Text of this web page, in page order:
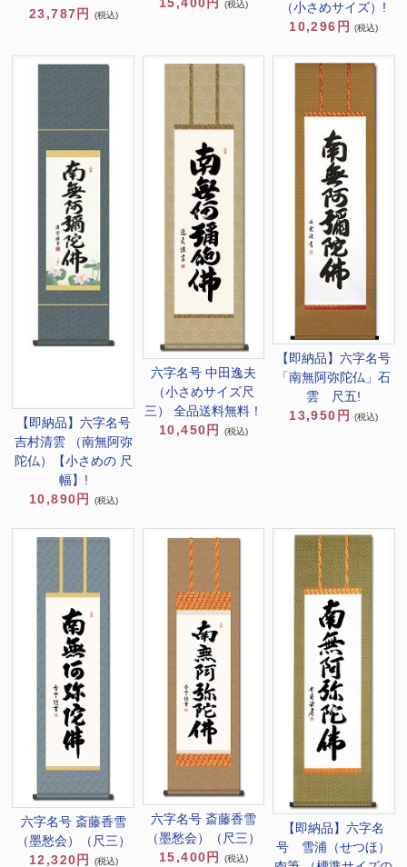
23,787円
(税込)
(税込)
（小さめサイズ）!
10,296円 (税込)
【即納品】六字名号
吉村清雲 （南無阿弥
陀仏）【小さめの 尺
幅】!
10,890円
(税込)
六字名号 中田逸夫
（小さめサイズ尺
三） 全品送料無料！
10,450円
(税込)
【即納品】六字名号
「南無阿弥陀仏」石
雲 尺五!
13,950円
(税込)
六字名号 斎藤香雪
（墨愁会）（尺三）
12,320円
(税込)
六字名号 斎藤香雪
（墨愁会）（尺三）
15,400円
(税込)
【即納品】六字名
号 雪浦（せつほ）